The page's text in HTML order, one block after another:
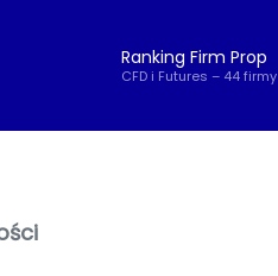
Ranking Firm Prop
CFD i Futures – 44 firmy